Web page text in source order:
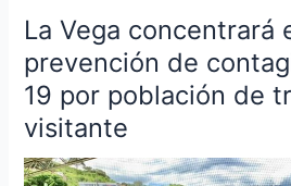
La Vega concentrará
prevención de
19 por población de
visitante
La
Vega
concentrará
esfuerzos
en
prevención